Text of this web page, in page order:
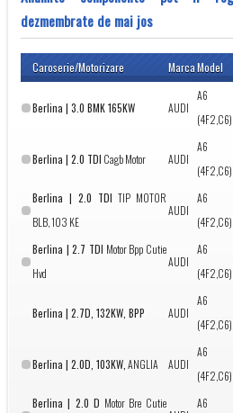
dezmembrate de mai jos
Caroserie/Motorizare MarcaModel
Berlina | 3.0 BMK 165KW AUDI
A6
(4F2,C6)
Berlina | 2.0 TDI Cagb Motor AUDI
A6
(4F2,C6)
Berlina | 2.0 TDI TIP MOTOR
BLB, 103 KE
AUDI
A6
(4F2,C6)
Berlina | 2.7 TDI Motor Bpp Cutie
Hvd
AUDI
A6
(4F2,C6)
Berlina | 2.7D, 132KW, BPP AUDI
A6
(4F2,C6)
Berlina | 2.0D, 103KW, ANGLIA AUDI
A6
(4F2,C6)
Berlina | 2.0 D Motor Bre Cutie
A6